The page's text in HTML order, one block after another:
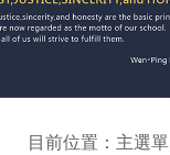
目前位置：主選單